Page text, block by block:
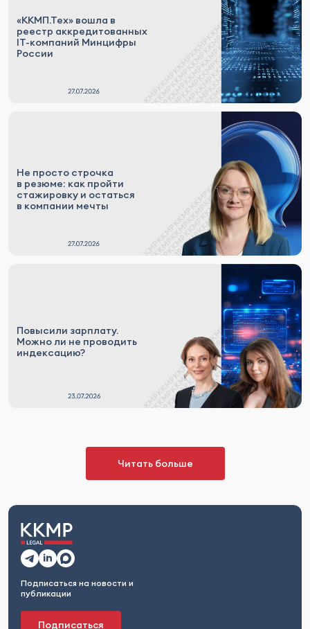
«ККМП.Тех» вошла в
реестр аккредитованных
IT-компаний Минцифры
России
Не просто строчка
в резюме: как пройти
стажировку и остаться
в компании мечты
Повысили зарплату.
Можно ли не проводить
индексацию?
Читать больше
Подписаться на новости и
публикации
Подписаться